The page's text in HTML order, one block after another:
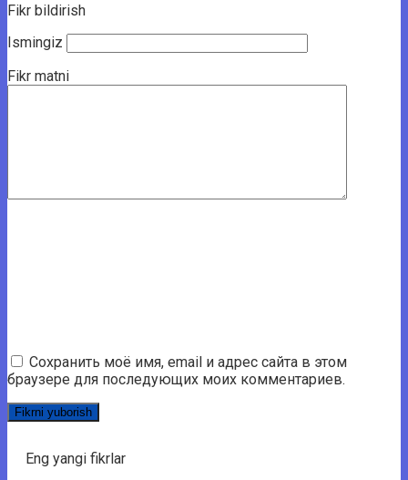
Fikr bildirish
Ismingiz
Fikr matni
Сохранить моё имя, email и адрес сайта в этом
браузере для последующих моих комментариев.
Eng yangi fikrlar